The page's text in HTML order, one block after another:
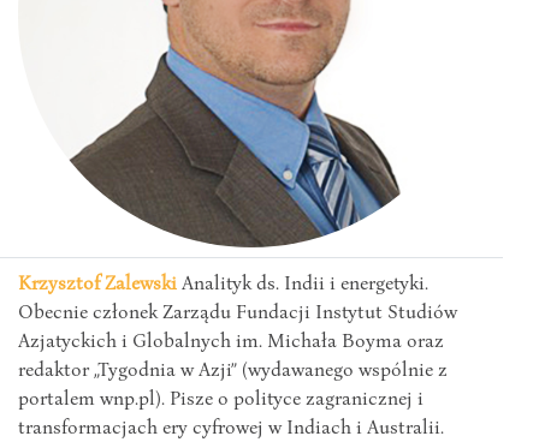
Krzysztof Zalewski Analityk ds. Indii i energetyki.
Obecnie członek Zarządu Fundacji Instytut Studiów
Azjatyckich i Globalnych im. Michała Boyma oraz
redaktor „Tygodnia w Azji” (wydawanego wspólnie z
portalem wnp.pl). Pisze o polityce zagranicznej i
transformacjach ery cyfrowej w Indiach i Australii.